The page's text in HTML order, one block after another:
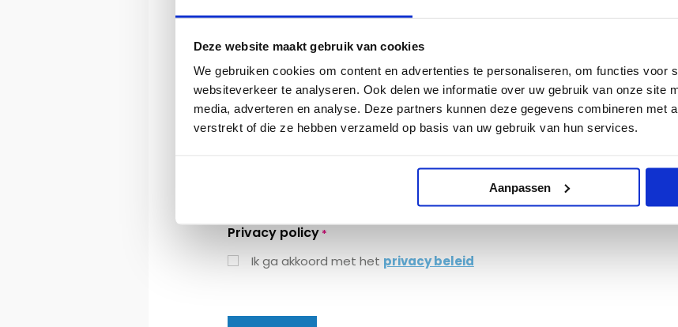
Deze website maakt gebruik van cookies
We gebruiken cookies om content en advertenties te personaliseren, om functies voor
websiteverkeer te analyseren. Ook delen we informatie over uw gebruik van onze site
media, adverteren en analyse. Deze partners kunnen deze gegevens combineren met
verstrekt of die ze hebben verzameld op basis van uw gebruik van hun services.
Aanpassen
Hoe heb je onze website gevonden
Ik wil me aanmelden voor de nieuwsbrief
Privacy policy *
Ik ga akkoord met het privacy beleid